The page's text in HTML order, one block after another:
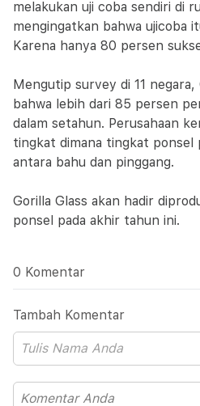
melakukan uji coba sendiri di
mengingatkan bahwa ujicoba
Karena hanya 80 persen
Mengutip survey di 11
bahwa lebih dari 85 persen
dalam setahun. Perusahaan
tingkat dimana tingkat ponsel
antara bahu dan pinggang.
Gorilla Glass akan hadir
ponsel pada akhir tahun ini.
0 Komentar
Tambah Komentar